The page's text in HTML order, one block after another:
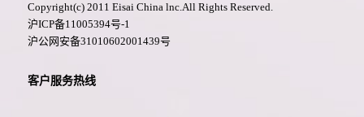
Copyright(c) 2011 Eisai China lnc.All Rights Reserved.
沪ICP备11005394号-1
沪公网安备31010602001439号
客户服务热线